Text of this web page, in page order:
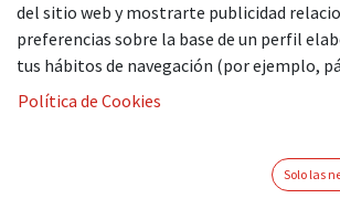
38,90€
Si desea adquirir este artículo, le
contacto con nosotros a través de nuestro
a info@comercialkiki.com. Estaremos
del sitio web y mostrarte publicidad
preferencias sobre la base de un perfil
tus hábitos de navegación (por ejemplo,
Política de Cookies
Solo las